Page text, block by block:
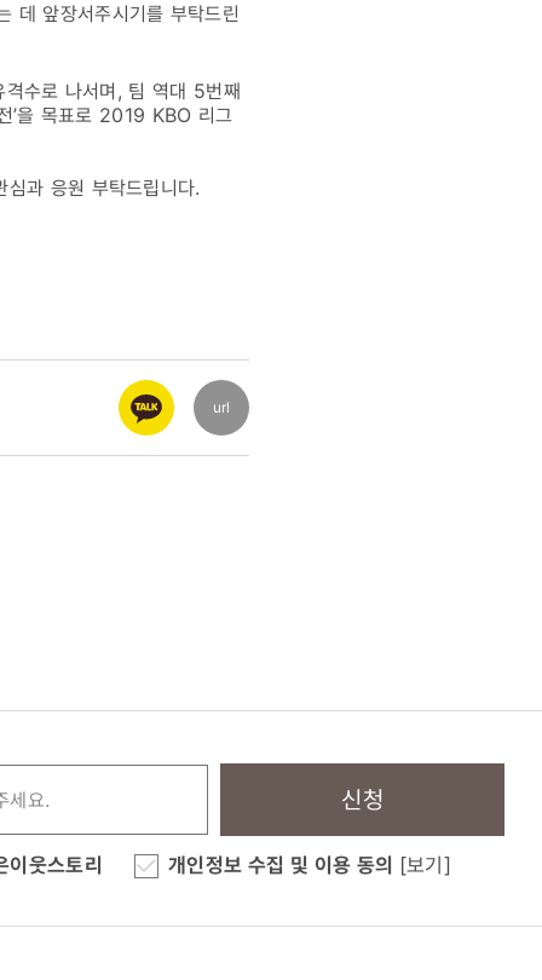
데 앞장서주시기를 부탁드린
수로 나서며, 팀 역대 5번째
’을 목표로 2019 KBO 리그
과 응원 부탁드립니다.
url
신청
이웃스토리 개인정보 수집 및 이용 동의 [보기]